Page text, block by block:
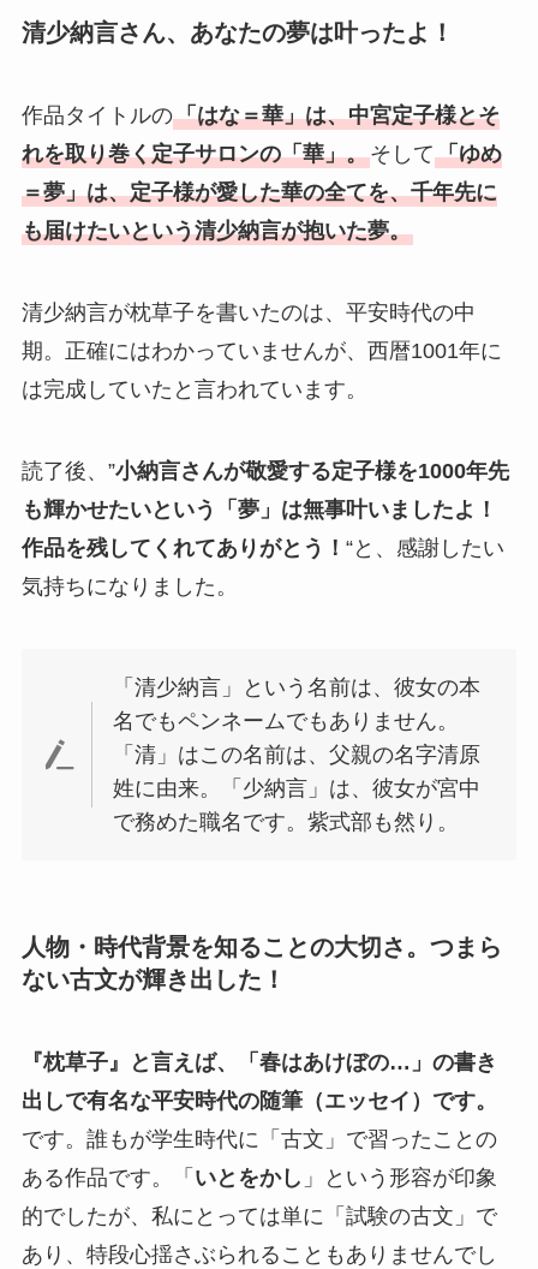
清少納言さん、あなたの夢は叶ったよ！
作品タイトルの「はな＝華」は、中宮定子様とそ
れを取り巻く定子サロンの「華」。そして「ゆめ
＝夢」は、定子様が愛した華の全てを、千年先に
も届けたいという清少納言が抱いた夢。
清少納言が枕草子を書いたのは、平安時代の中
期。正確にはわかっていませんが、西暦1001年に
は完成していたと言われています。
読了後、”小納言さんが敬愛する定子様を1000年先
も輝かせたいという「夢」は無事叶いましたよ！
作品を残してくれてありがとう！ “と、感謝したい
気持ちになりました。
「清少納言」という名前は、彼女の本
名でもペンネームでもありません。
「清」はこの名前は、父親の名字清原
姓に由来。「少納言」は、彼女が宮中
で務めた職名です。紫式部も然り。
人物・時代背景を知ることの大切さ。つまら
ない古文が輝き出した！
『枕草子』と言えば、「春はあけぼの…」の書き
出しで有名な平安時代の随筆（エッセイ）です。
です。誰もが学生時代に「古文」で習ったことの
ある作品です。「 いとをかし 」という形容が印象
的でしたが、私にとっては単に「試験の古文」で
あり、特段心揺さぶられることもありませんでし